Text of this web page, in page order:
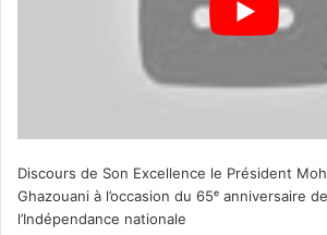
Discours de Son Excellence le Président
Ghazouani à l’occasion du 65ᵉ anniversaire
l’Indépendance nationale